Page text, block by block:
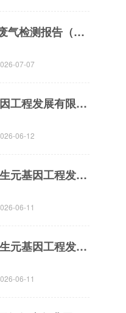
2026年6月锅炉废气检测报告（氮氧化物）
07-07
深圳市华生元基因工程发展有限公司《国家一类新药人表皮生长因子生产》升级改造项目环境影响报告书全文公示
06-12
附件：深圳市华生元基因工程发展有限公司《国家一类新药人表皮生长因子生产》升级改造项目环境影响评价公众参与说明
06-11
附件：深圳市华生元基因工程发展有限公司《国家一类新药人表皮生长因子生产》升级改造项目环境影响报告书（公示稿）
06-11